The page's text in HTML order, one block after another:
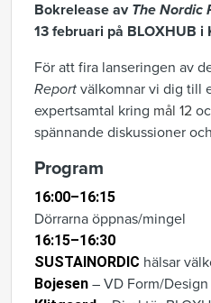
Bokrelease av The Nordic
13 februari på BLOXHUB i
För att fira lanseringen av
Report välkomnar vi dig till
expertsamtal kring mål 12
spännande diskussioner
Program
16:00–16:15
Dörrarna öppnas/mingel
16:15–16:30
SUSTAINORDIC hälsar
Bojesen – VD Form/